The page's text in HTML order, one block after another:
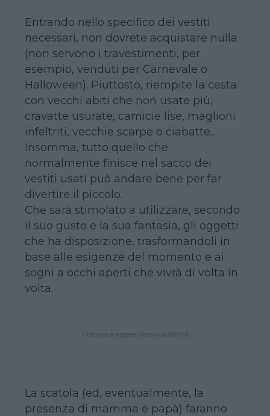
Entrando nello specifico dei vestiti
necessari, non dovrete acquistare nulla
(non servono i travestimenti, per
esempio, venduti per Carnevale o
Halloween). Piuttosto, riempite la cesta
con vecchi abiti che non usate più,
cravatte usurate, camicie lise, maglioni
infeltriti, vecchie scarpe o ciabatte…
Insomma, tutto quello che
normalmente finisce nel sacco dei
vestiti usati può andare bene per far
divertire il piccolo.
Che sarà stimolato a utilizzare, secondo
il suo gusto e la sua fantasia, gli oggetti
che ha disposizione, trasformandoli in
base alle esigenze del momento e ai
sogni a occhi aperti che vivrà di volta in
volta.
La scatola (ed, eventualmente, la
presenza di mamma e papà) faranno